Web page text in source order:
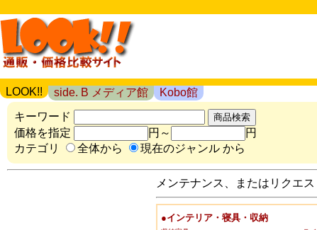
LOOK!! side. B メディア館
Kobo館
キーワード
価格を指定
円～
円
カテゴリ
全体から 現在のジャンル から
メンテナンス、またはリクエ
●インテリア・寝具・収納